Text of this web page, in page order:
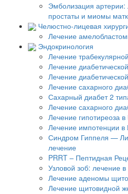
Эмболизация
простаты и миомы
Челюстно-лицевая
Лечение
Эндокринология
Лечение
Лечение
Лечение
Лечение сахарного
Сахарный диабет 2
Лечение сахарного
Лечение гипотиреоза
Лечение импотенции в
Синдром Гиппеля —
лечение
PRRT – Пептидная
Узловой зоб: лечение
Лечение аденомы
Лечение щитовидной